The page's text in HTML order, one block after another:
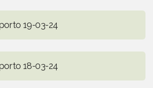
19-03-24
18-03-24